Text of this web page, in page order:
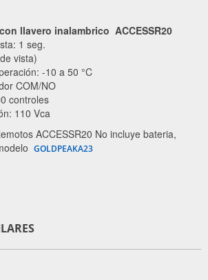
llavero inalambrico ACCESSR20
1 seg.
vista)
-10 a 50 °C
COM/NO
controles
110 Vca
ACCESSR20 No incluye bateria,
GOLDPEAKA23